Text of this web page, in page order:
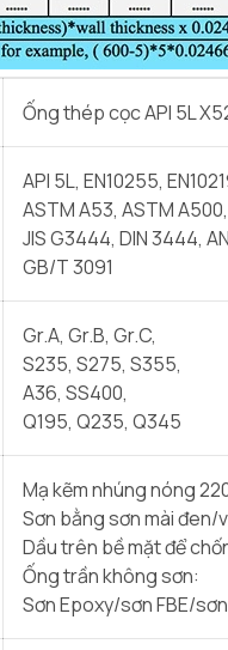
Ống thép cọc API 5L
API 5L, EN10255,
ASTM A53, ASTM
JIS G3444, DIN 3444,
GB/T 3091
Gr.A, Gr.B, Gr.C,
S235, S275, S355,
A36, SS400,
Q195, Q235, Q345
Mạ kẽm nhúng nóng
Sơn bằng sơn mài đen/
Dầu trên bề mặt để
Ống trần không sơn:
Sơn Epoxy/sơn FBE/